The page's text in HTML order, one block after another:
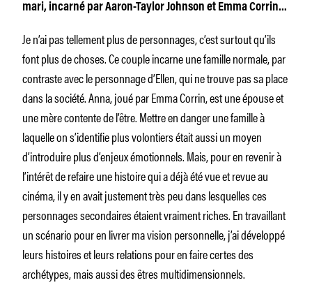
mari, incarné par Aaron-Taylor Johnson et Emma Corrin…
Je n’ai pas tellement plus de personnages, c’est surtout qu’ils
font plus de choses. Ce couple incarne une famille normale, par
contraste avec le personnage d’Ellen, qui ne trouve pas sa place
dans la société. Anna, joué par Emma Corrin, est une épouse et
une mère contente de l’être. Mettre en danger une famille à
laquelle on s’identifie plus volontiers était aussi un moyen
d’introduire plus d’enjeux émotionnels. Mais, pour en revenir à
l’intérêt de refaire une histoire qui a déjà été vue et revue au
cinéma, il y en avait justement très peu dans lesquelles ces
personnages secondaires étaient vraiment riches. En travaillant
un scénario pour en livrer ma vision personnelle, j’ai développé
leurs histoires et leurs relations pour en faire certes des
archétypes, mais aussi des êtres multidimensionnels.